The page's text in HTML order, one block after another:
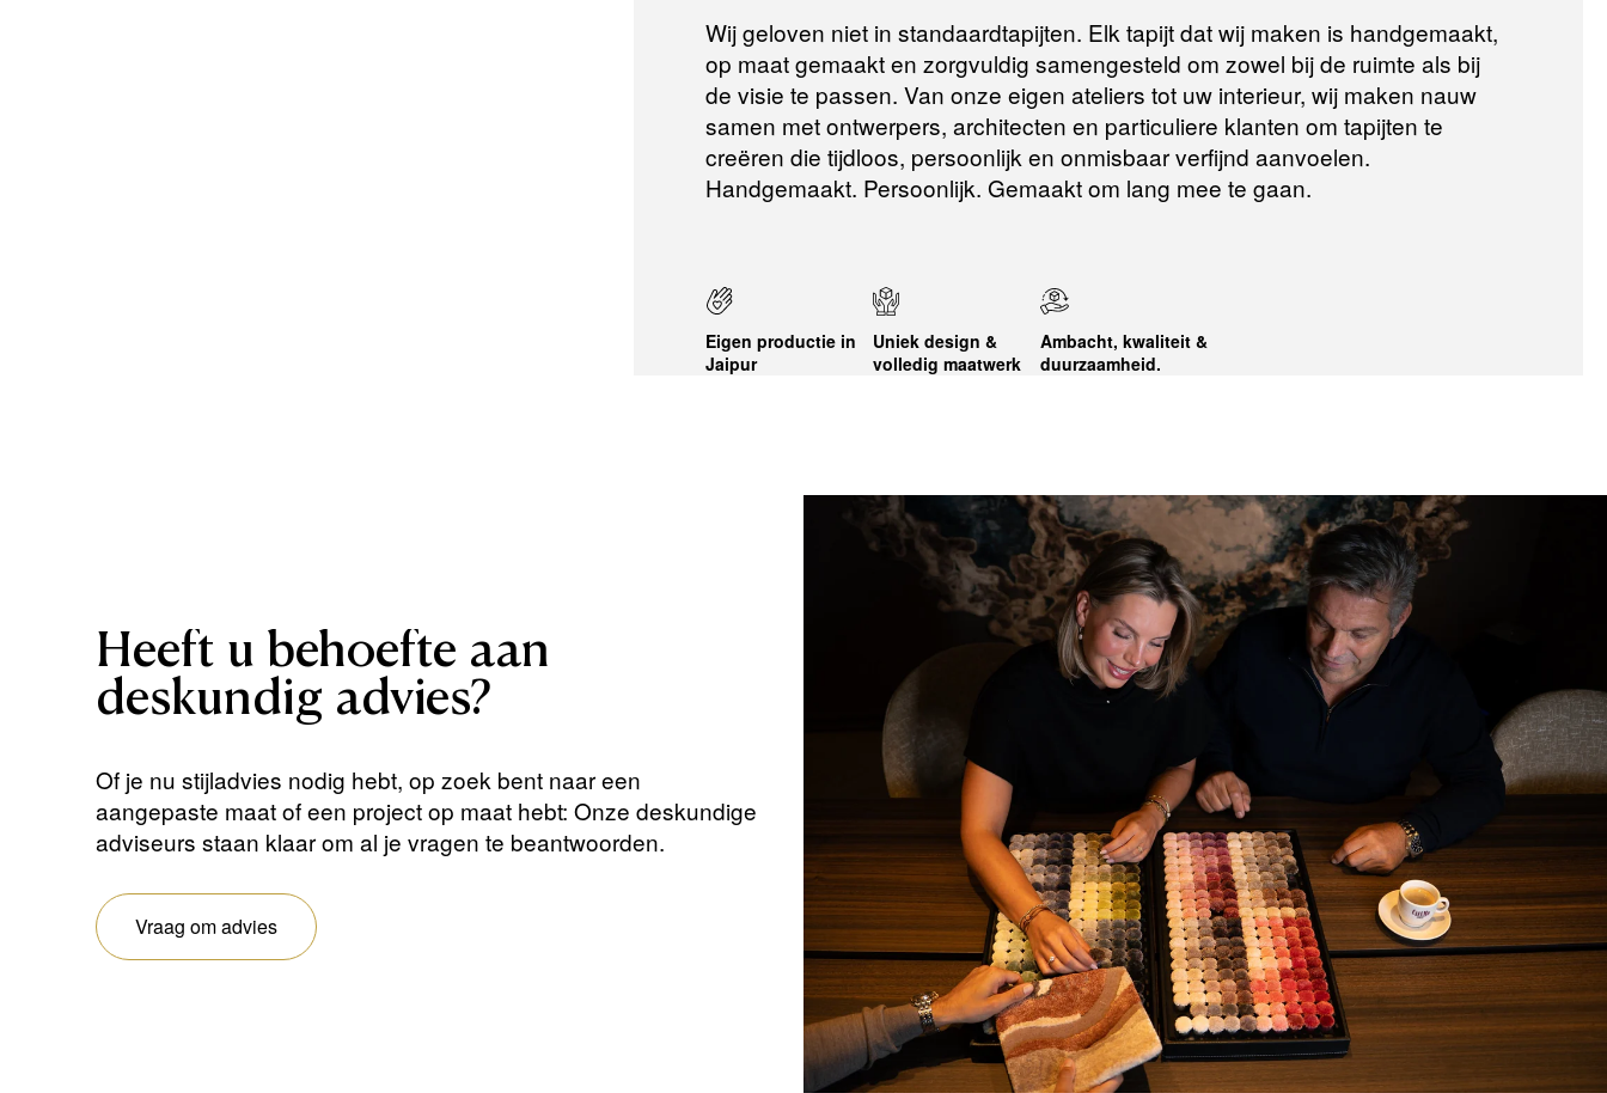
Wij geloven niet in standaardtapijten. Elk tapijt dat wij maken is handgemaakt,
op maat gemaakt en zorgvuldig samengesteld om zowel bij de ruimte als bij
de visie te passen. Van onze eigen ateliers tot uw interieur, wij maken nauw
samen met ontwerpers, architecten en particuliere klanten om tapijten te
creëren die tijdloos, persoonlijk en onmisbaar verfijnd aanvoelen.
Handgemaakt. Persoonlijk. Gemaakt om lang mee te gaan.
Eigen productie in
Jaipur
Uniek design &
volledig maatwerk
Ambacht, kwaliteit &
duurzaamheid.
Heeft u behoefte aan
deskundig advies?
Of je nu stijladvies nodig hebt, op zoek bent naar een
aangepaste maat of een project op maat hebt: Onze deskundige
adviseurs staan ​​klaar om al je vragen te beantwoorden.
Vraag om advies